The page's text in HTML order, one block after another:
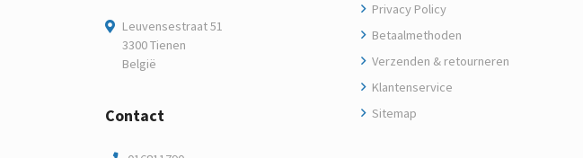
Leuvensestraat 51
3300 Tienen
België
Contact
Privacy Policy
Betaalmethoden
Verzenden & retourneren
Klantenservice
Sitemap